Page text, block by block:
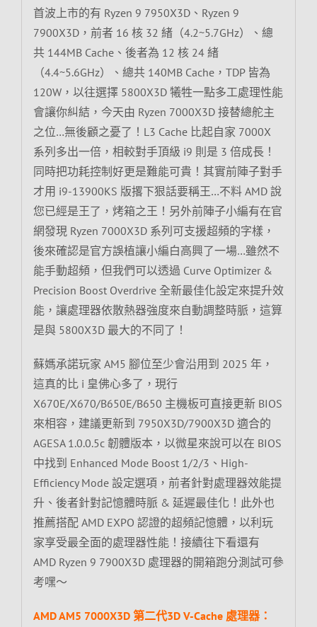
首波上市的有 Ryzen 9 7950X3D、Ryzen 9
7900X3D，前者 16 核 32 緒（4.2~5.7GHz）、總
共 144MB Cache、後者為 12 核 24 緒
（4.4~5.6GHz）、總共 140MB Cache，TDP 皆為
120W，以往選擇 5800X3D 犧牲一點多工處理性能
會讓你糾結，今天由 Ryzen 7000X3D 接替總舵主
之位…無後顧之憂了！L3 Cache 比起自家 7000X
系列多出一倍，相較對手頂級 i9 則是 3 倍成長！
同時把功耗控制好更是難能可貴！其實前陣子對手
才用 i9-13900KS 版撂下狠話要稱王…不料 AMD 說
您已經是王了，烤箱之王！另外前陣子小編有在官
網發現 Ryzen 7000X3D 系列可支援超頻的字樣，
後來確認是官方誤植讓小編白高興了一場…雖然不
能手動超頻，但我們可以透過 Curve Optimizer &
Precision Boost Overdrive 全新最佳化設定來提升效
能，讓處理器依散熱器強度來自動調整時脈，這算
是與 5800X3D 最大的不同了！
蘇媽承諾玩家 AM5 腳位至少會沿用到 2025 年，
這真的比 i 皇佛心多了，現行
X670E/X670/B650E/B650 主機板可直接更新 BIOS
來相容，建議更新到 7950X3D/7900X3D 適合的
AGESA 1.0.0.5c 韌體版本，以微星來說可以在 BIOS
中找到 Enhanced Mode Boost 1/2/3、High-
Efficiency Mode 設定選項，前者針對處理器效能提
升、後者針對記憶體時脈 & 延遲最佳化！此外也
推薦搭配 AMD EXPO 認證的超頻記憶體，以利玩
家享受最全面的處理器性能！接續往下看還有
AMD Ryzen 9 7900X3D 處理器的開箱跑分測試可參
考嘿～
AMD AM5 7000X3D 第二代3D V-Cache 處理器：